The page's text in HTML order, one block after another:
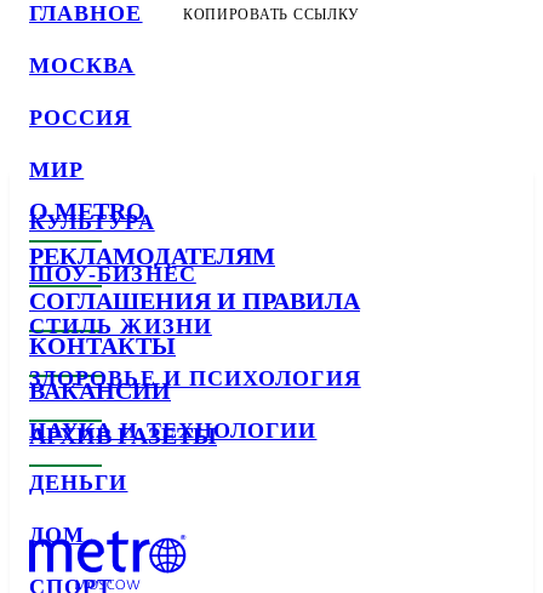
ГЛАВНОЕ
МОСКВА
РОССИЯ
МИР
КУЛЬТУРА
ШОУ-БИЗНЕС
СТИЛЬ ЖИЗНИ
ЗДОРОВЬЕ И ПСИХОЛОГИЯ
НАУКА И ТЕХНОЛОГИИ
ДЕНЬГИ
ДОМ
СПОРТ
КОПИРОВАТЬ ССЫЛКУ
О METRO
РЕКЛАМОДАТЕЛЯМ
СОГЛАШЕНИЯ И ПРАВИЛА
КОНТАКТЫ
ВАКАНСИИ
АРХИВ ГАЗЕТЫ